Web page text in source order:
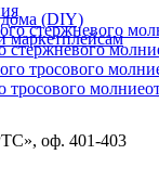
(DIY)
маркетплейсам
стержневого
тросового
оф. 401-403